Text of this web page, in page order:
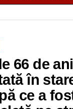
66 de
în
ce a